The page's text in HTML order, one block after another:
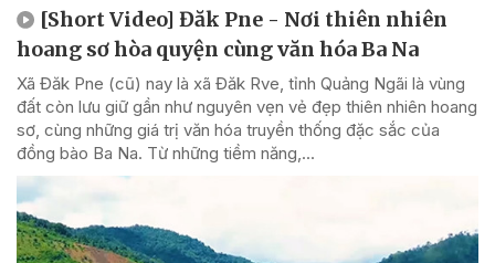
[Short Video] Đăk Pne - Nơi thiên nhiên
hoang sơ hòa quyện cùng văn hóa Ba Na
Xã Đăk Pne (cũ) nay là xã Đăk Rve, tỉnh Quảng Ngãi là vùng
đất còn lưu giữ gần như nguyên vẹn vẻ đẹp thiên nhiên hoang
sơ, cùng những giá trị văn hóa truyền thống đặc sắc của
đồng bào Ba Na. Từ những tiềm năng,...